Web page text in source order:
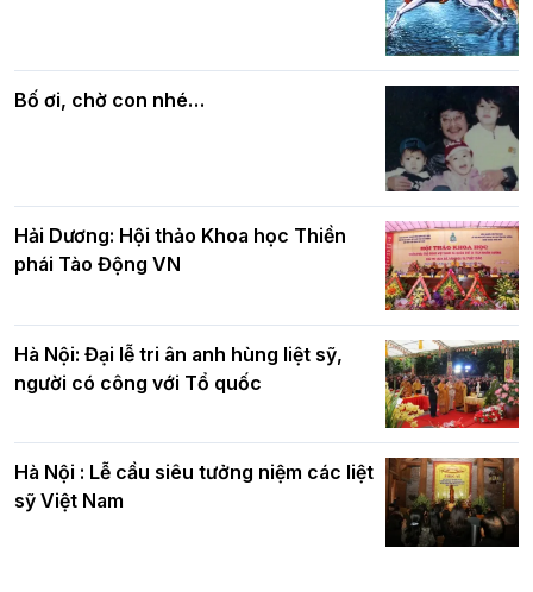
nhân mùa Phật đản PL.2570
Phật giáo chính tín Phần 7: Luật nhân
quả
Bố ơi, chờ con nhé…
Hải Dương: Hội thảo Khoa học Thiền
phái Tào Động VN
Hà Nội: Đại lễ tri ân anh hùng liệt sỹ,
người có công với Tổ quốc
Hà Nội : Lễ cầu siêu tưởng niệm các liệt
sỹ Việt Nam